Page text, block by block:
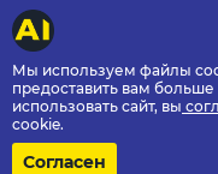
Мы используем файлы
предоставить вам
использовать сайт, вы
cookie.
Согласен